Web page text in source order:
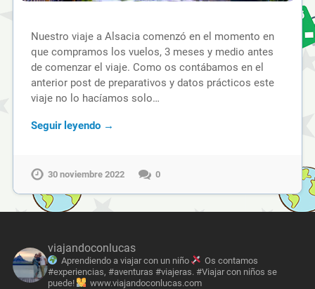
Nuestro viaje a Alsacia comenzó en el momento en
que compramos los vuelos, 3 meses y medio antes
de comenzar el viaje. Como os contábamos en el
anterior post de preparativos y datos prácticos este
viaje no lo hacíamos solo…
Seguir leyendo →
30 noviembre 2022 0
viajandoconlucas
Aprendiendo a viajar con un niño
Os contamos
#experiencias, #aventuras #viajeras. #Viajar con niños se
puede!
www.viajandoconlucas.com